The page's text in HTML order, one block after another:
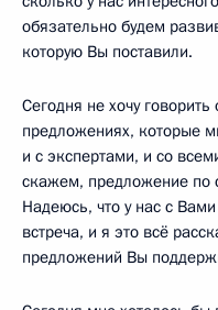
обязательно будем
которую Вы поставили.
Сегодня не хочу
предложениях, которые
и с экспертами, и со
скажем, предложение по
Надеюсь, что у нас с
встреча, и я это всё
предложений Вы